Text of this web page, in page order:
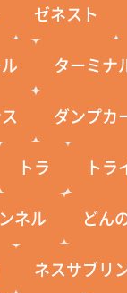
ゼネスト
ターミナ
ダンプカ
トラ トラ
ネル どん
ネスサブリ